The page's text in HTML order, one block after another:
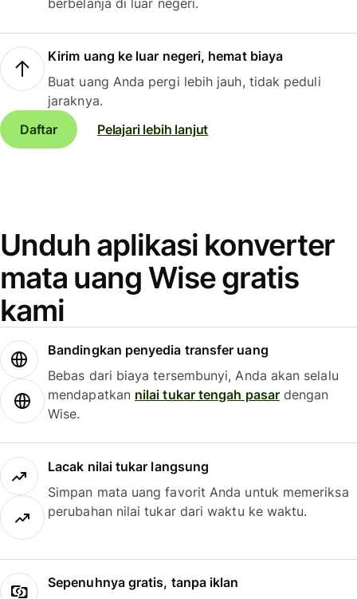
berbelanja di luar negeri.
Kirim uang ke luar negeri, hemat biaya
Buat uang Anda pergi lebih jauh, tidak peduli
jaraknya.
Daftar
Pelajari lebih lanjut
Unduh aplikasi konverter
mata uang Wise gratis
kami
Bandingkan penyedia transfer uang
Bebas dari biaya tersembunyi, Anda akan selalu
mendapatkan nilai tukar tengah pasardengan
Wise.
Lacak nilai tukar langsung
Simpan mata uang favorit Anda untuk memeriksa
perubahan nilai tukar dari waktu ke waktu.
Sepenuhnya gratis, tanpa iklan